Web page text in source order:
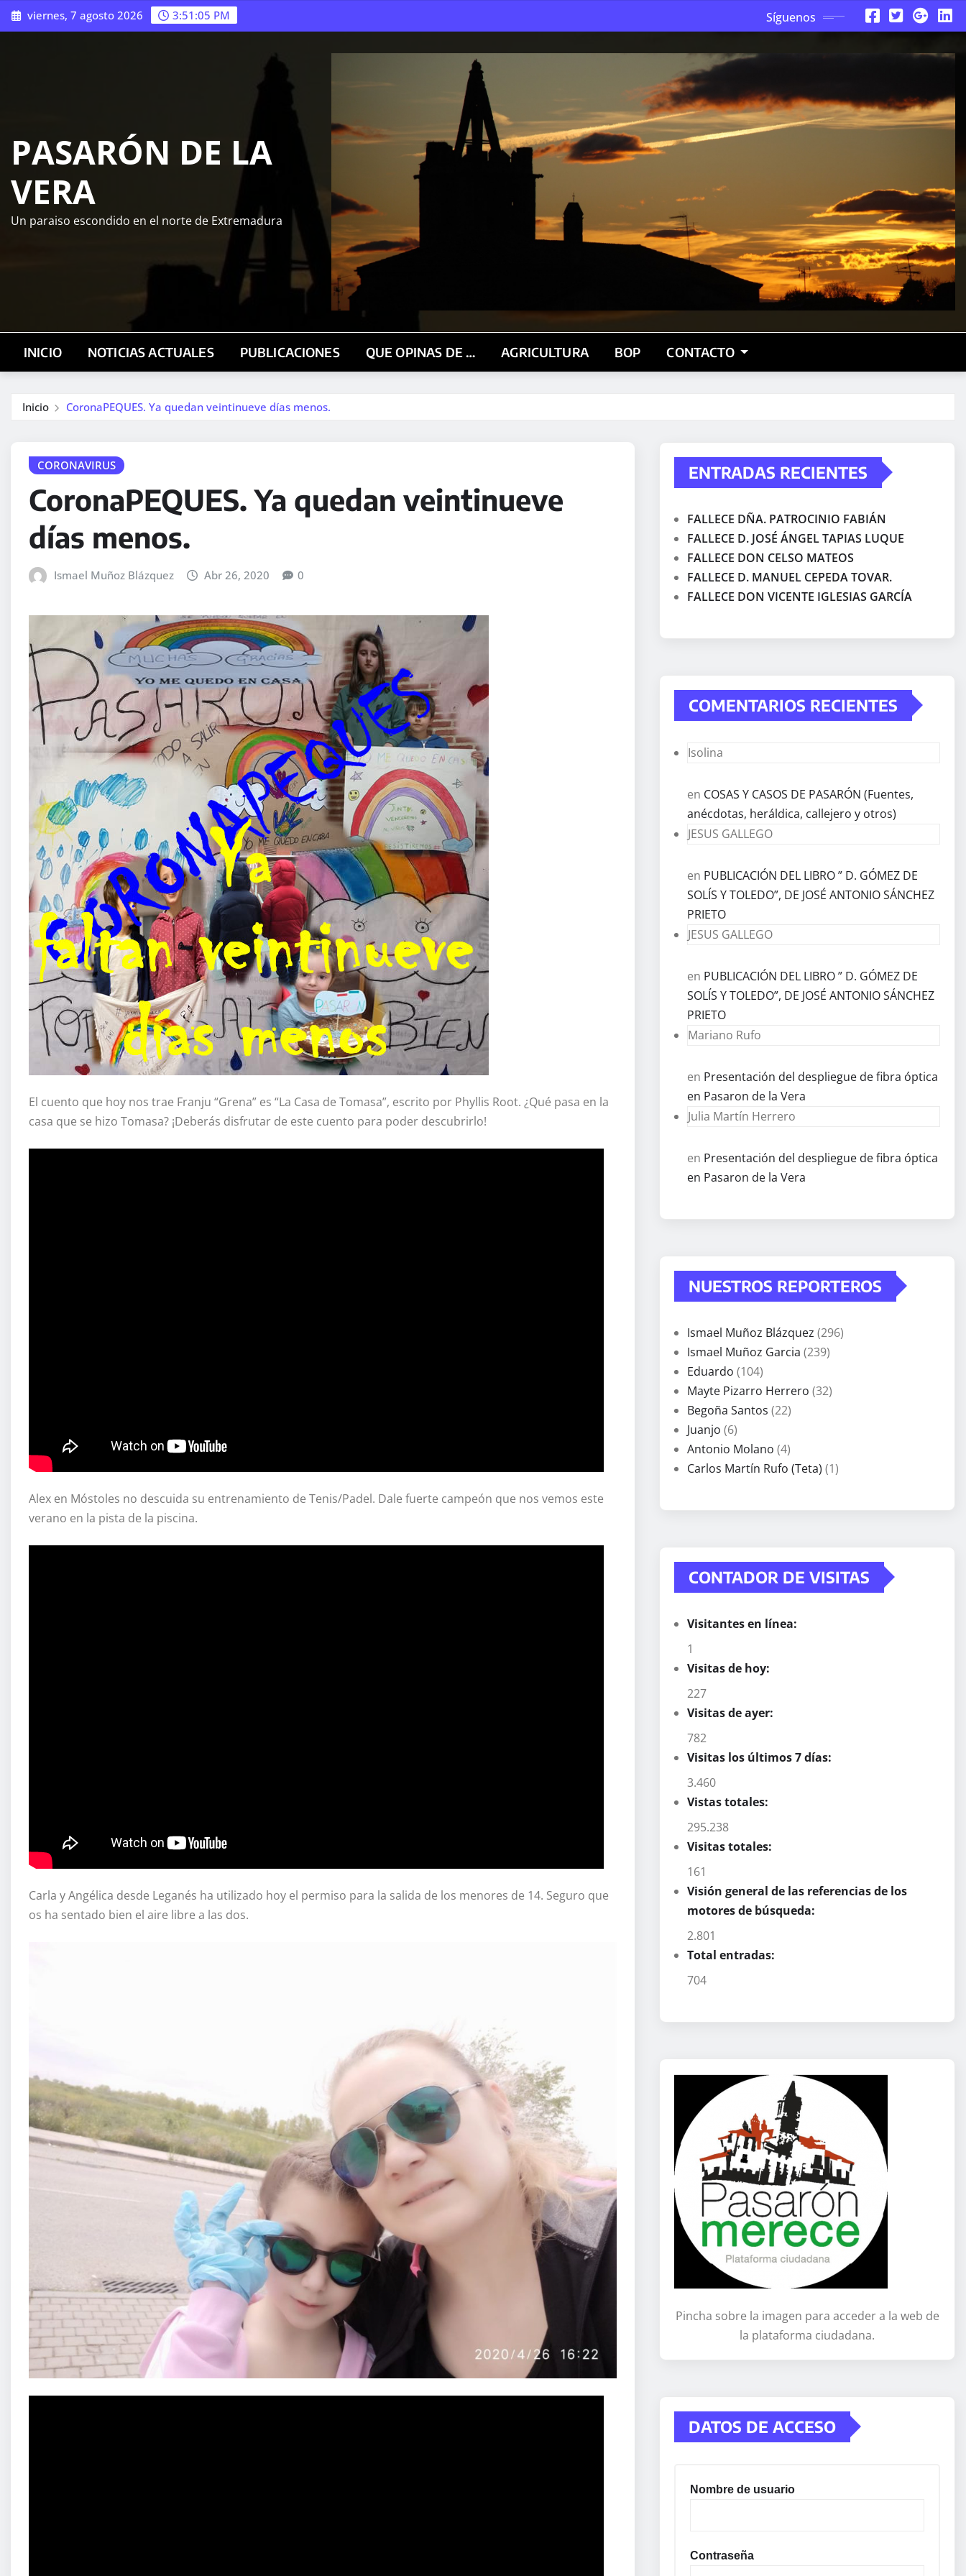
Saltar
al
viernes, 7 agosto 2026 3:51:07 PM Síguenos
PASARÓN DE LA
VERA
Un paraiso escondido en el norte de Extremadura
INICIO NOTICIAS ACTUALES PUBLICACIONES QUE OPINAS DE … AGRICULTURA BOP CONTACTO
Inicio CoronaPEQUES. Ya quedan veintinueve días menos.
CORONAVIRUS
CoronaPEQUES. Ya quedan veintinueve
días menos.
Ismael Muñoz Blázquez Abr 26, 2020 0
El cuento que hoy nos trae Franju “Grena” es “La Casa de Tomasa”, escrito por Phyllis Root. ¿Qué pasa en la
casa que se hizo Tomasa? ¡Deberás disfrutar de este cuento para poder descubrirlo!
Alex en Móstoles no descuida su entrenamiento de Tenis/Padel. Dale fuerte campeón que nos vemos este
verano en la pista de la piscina.
Carla y Angélica desde Leganés ha utilizado hoy el permiso para la salida de los menores de 14. Seguro que
os ha sentado bien el aire libre a las dos.
ENTRADAS RECIENTES
FALLECE DÑA. PATROCINIO FABIÁN
FALLECE D. JOSÉ ÁNGEL TAPIAS LUQUE
FALLECE DON CELSO MATEOS
FALLECE D. MANUEL CEPEDA TOVAR.
FALLECE DON VICENTE IGLESIAS GARCÍA
COMENTARIOS RECIENTES
Isolina
en COSAS Y CASOS DE PASARÓN (Fuentes,
anécdotas, heráldica, callejero y otros)
JESUS GALLEGO
en PUBLICACIÓN DEL LIBRO ” D. GÓMEZ DE
SOLÍS Y TOLEDO”, DE JOSÉ ANTONIO SÁNCHEZ
PRIETO
JESUS GALLEGO
en PUBLICACIÓN DEL LIBRO ” D. GÓMEZ DE
SOLÍS Y TOLEDO”, DE JOSÉ ANTONIO SÁNCHEZ
PRIETO
Mariano Rufo
en Presentación del despliegue de fibra óptica
en Pasaron de la Vera
Julia Martín Herrero
en Presentación del despliegue de fibra óptica
en Pasaron de la Vera
NUESTROS REPORTEROS
Ismael Muñoz Blázquez (296)
Ismael Muñoz Garcia (239)
Eduardo (104)
Mayte Pizarro Herrero (32)
Begoña Santos (22)
Juanjo (6)
Antonio Molano (4)
Carlos Martín Rufo (Teta) (1)
CONTADOR DE VISITAS
Visitantes en línea:
1
Visitas de hoy:
227
Visitas de ayer:
782
Visitas los últimos 7 días:
3.460
Vistas totales:
295.238
Visitas totales:
161
Visión general de las referencias de los
motores de búsqueda:
2.801
Total entradas:
704
Pincha sobre la imagen para acceder a la web de
la plataforma ciudadana.
DATOS DE ACCESO
Nombre de usuario
Contraseña